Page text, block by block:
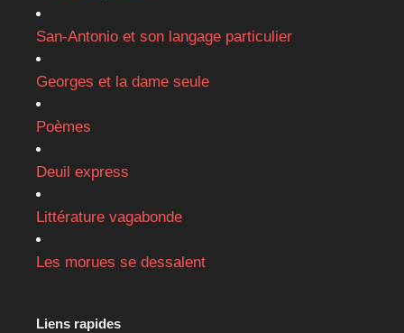
San-Antonio et son langage particulier
Georges et la dame seule
Poèmes
Deuil express
Littérature vagabonde
Les morues se dessalent
Liens rapides